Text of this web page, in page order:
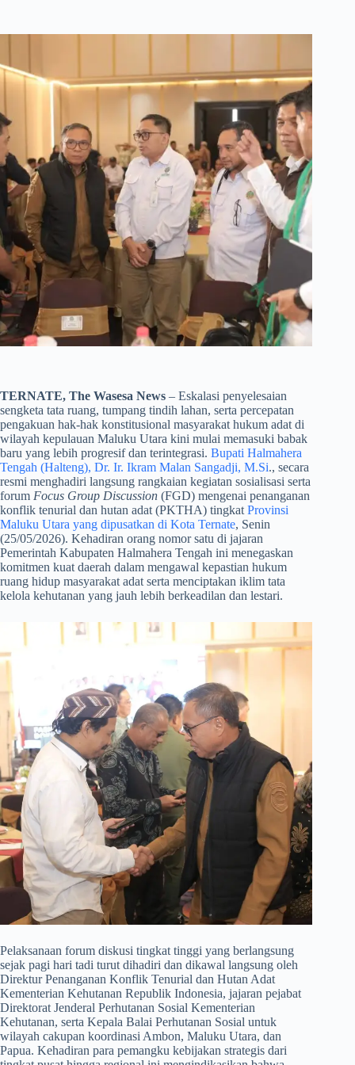
TERNATE, The Wasesa News – Eskalasi penyelesaian
sengketa tata ruang, tumpang tindih lahan, serta percepatan
pengakuan hak-hak konstitusional masyarakat hukum adat di
wilayah kepulauan Maluku Utara kini mulai memasuki babak
baru yang lebih progresif dan terintegrasi. Bupati Halmahera
Tengah (Halteng), Dr. Ir. Ikram Malan Sangadji, M.Si., secara
resmi menghadiri langsung rangkaian kegiatan sosialisasi serta
forum Focus Group Discussion (FGD) mengenai penanganan
konflik tenurial dan hutan adat (PKTHA) tingkat Provinsi
Maluku Utara yang dipusatkan di Kota Ternate, Senin
(25/05/2026). Kehadiran orang nomor satu di jajaran
Pemerintah Kabupaten Halmahera Tengah ini menegaskan
komitmen kuat daerah dalam mengawal kepastian hukum
ruang hidup masyarakat adat serta menciptakan iklim tata
kelola kehutanan yang jauh lebih berkeadilan dan lestari.
​Pelaksanaan forum diskusi tingkat tinggi yang berlangsung
sejak pagi hari tadi turut dihadiri dan dikawal langsung oleh
Direktur Penanganan Konflik Tenurial dan Hutan Adat
Kementerian Kehutanan Republik Indonesia, jajaran pejabat
Direktorat Jenderal Perhutanan Sosial Kementerian
Kehutanan, serta Kepala Balai Perhutanan Sosial untuk
wilayah cakupan koordinasi Ambon, Maluku Utara, dan
Papua. Kehadiran para pemangku kebijakan strategis dari